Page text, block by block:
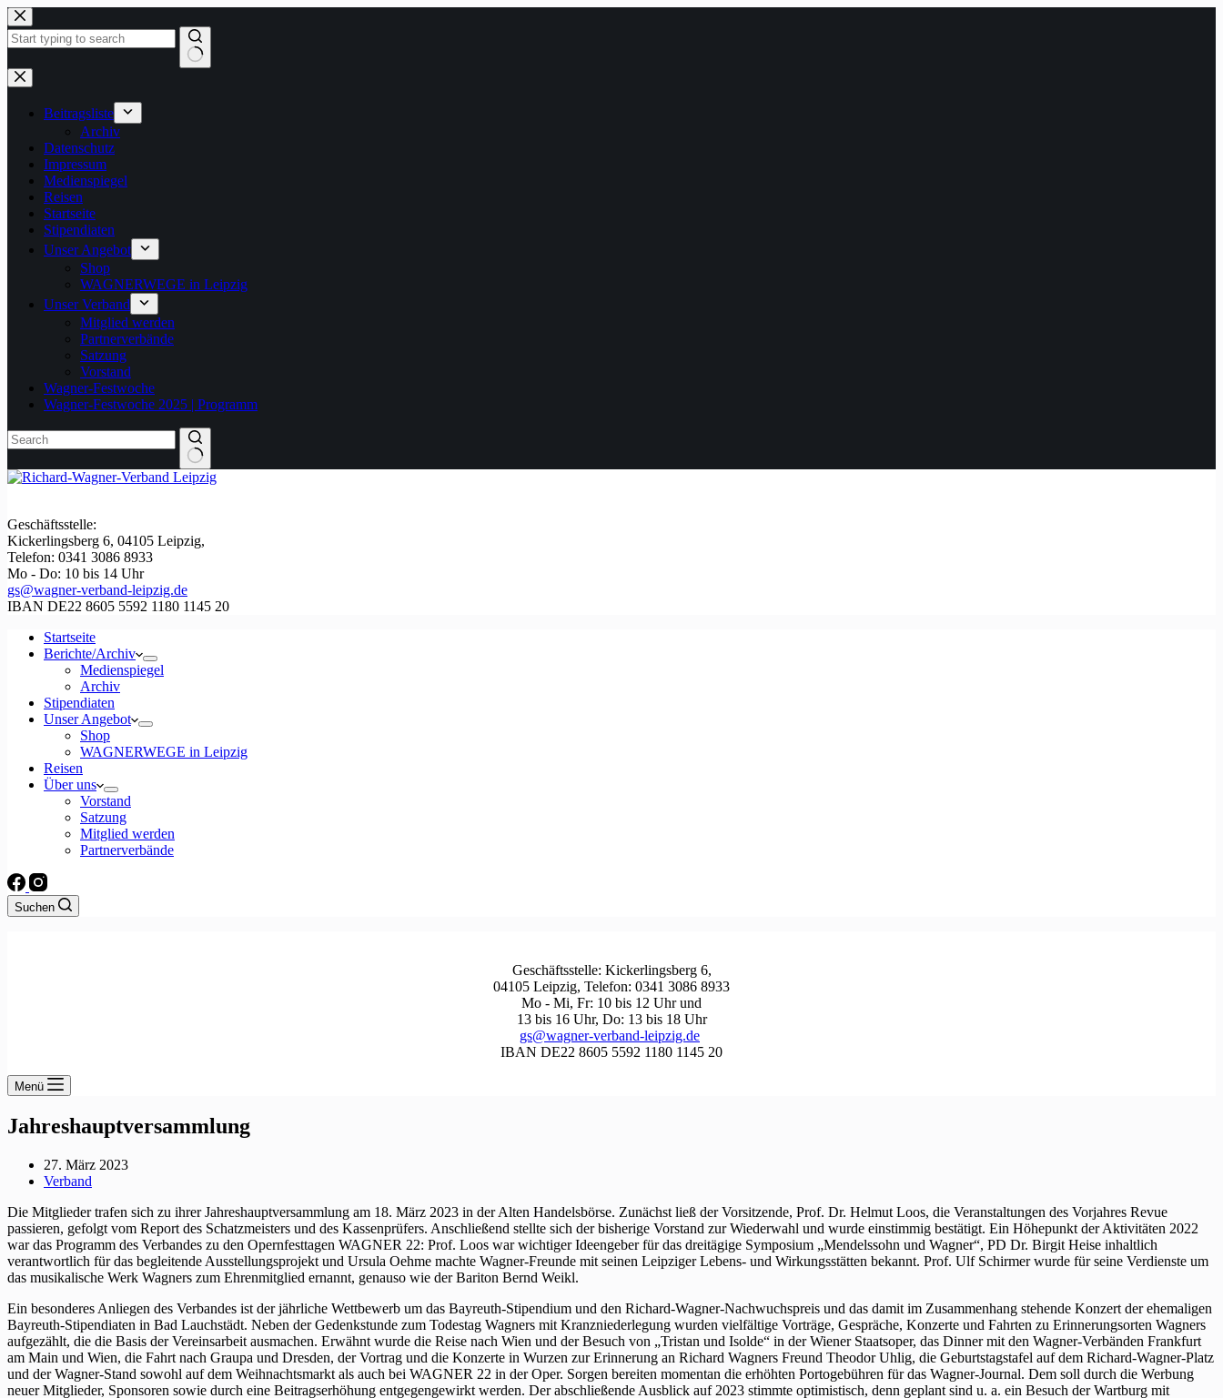
Zum
Inhalt
springen
Keine
Ergebnisse
Beitragsliste
Archiv
Datenschutz
Impressum
Medienspiegel
Reisen
Startseite
Stipendiaten
Unser Angebot
Shop
WAGNERWEGE in Leipzig
Unser Verband
Mitglied werden
Partnerverbände
Satzung
Vorstand
Wagner-Festwoche
Wagner-Festwoche 2025 | Programm
Geschäftsstelle:
Kickerlingsberg 6, 04105 Leipzig,
Telefon: 0341 3086 8933
Mo - Do: 10 bis 14 Uhr
gs@wagner-verband-leipzig.de
IBAN DE22 8605 5592 1180 1145 20
Startseite
Berichte/Archiv
Medienspiegel
Archiv
Stipendiaten
Unser Angebot
Shop
WAGNERWEGE in Leipzig
Reisen
Über uns
Vorstand
Satzung
Mitglied werden
Partnerverbände
Suchen
Geschäftsstelle: Kickerlingsberg 6,
04105 Leipzig, Telefon: 0341 3086 8933
Mo - Mi, Fr: 10 bis 12 Uhr und
13 bis 16 Uhr, Do: 13 bis 18 Uhr
gs@wagner-verband-leipzig.de
IBAN DE22 8605 5592 1180 1145 20
Menü
Jahreshauptversammlung
27. März 2023
Verband
Die Mitglieder trafen sich zu ihrer Jahreshauptversammlung am 18. März 2023 in der Alten Handelsbörse. Zunächst ließ der Vorsitzende, Prof. Dr. Helmut Loos, die Veranstaltungen des Vorjahres Revue
passieren, gefolgt vom Report des Schatzmeisters und des Kassenprüfers. Anschließend stellte sich der bisherige Vorstand zur Wiederwahl und wurde einstimmig bestätigt. Ein Höhepunkt der Aktivitäten 2022
war das Programm des Verbandes zu den Opernfesttagen WAGNER 22: Prof. Loos war wichtiger Ideengeber für das dreitägige Symposium „Mendelssohn und Wagner“, PD Dr. Birgit Heise inhaltlich
verantwortlich für das begleitende Ausstellungsprojekt und Ursula Oehme machte Wagner-Freunde mit seinen Leipziger Lebens- und Wirkungsstätten bekannt. Prof. Ulf Schirmer wurde für seine Verdienste um
das musikalische Werk Wagners zum Ehrenmitglied ernannt, genauso wie der Bariton Bernd Weikl.
Ein besonderes Anliegen des Verbandes ist der jährliche Wettbewerb um das Bayreuth-Stipendium und den Richard-Wagner-Nachwuchspreis und das damit im Zusammenhang stehende Konzert der ehemaligen
Bayreuth-Stipendiaten in Bad Lauchstädt. Neben der Gedenkstunde zum Todestag Wagners mit Kranzniederlegung wurden vielfältige Vorträge, Gespräche, Konzerte und Fahrten zu Erinnerungsorten Wagners
aufgezählt, die die Basis der Vereinsarbeit ausmachen. Erwähnt wurde die Reise nach Wien und der Besuch von „Tristan und Isolde“ in der Wiener Staatsoper, das Dinner mit den Wagner-Verbänden Frankfurt
am Main und Wien, die Fahrt nach Graupa und Dresden, der Vortrag und die Konzerte in Wurzen zur Erinnerung an Richard Wagners Freund Theodor Uhlig, die Geburtstagstafel auf dem Richard-Wagner-Platz
und der Wagner-Stand sowohl auf dem Weihnachtsmarkt als auch bei WAGNER 22 in der Oper. Sorgen bereiten momentan die erhöhten Portogebühren für das Wagner-Journal. Dem soll durch die Werbung
neuer Mitglieder, Sponsoren sowie durch eine Beitragserhöhung entgegengewirkt werden. Der abschließende Ausblick auf 2023 stimmte optimistisch, denn geplant sind u. a. ein Besuch der Wartburg mit